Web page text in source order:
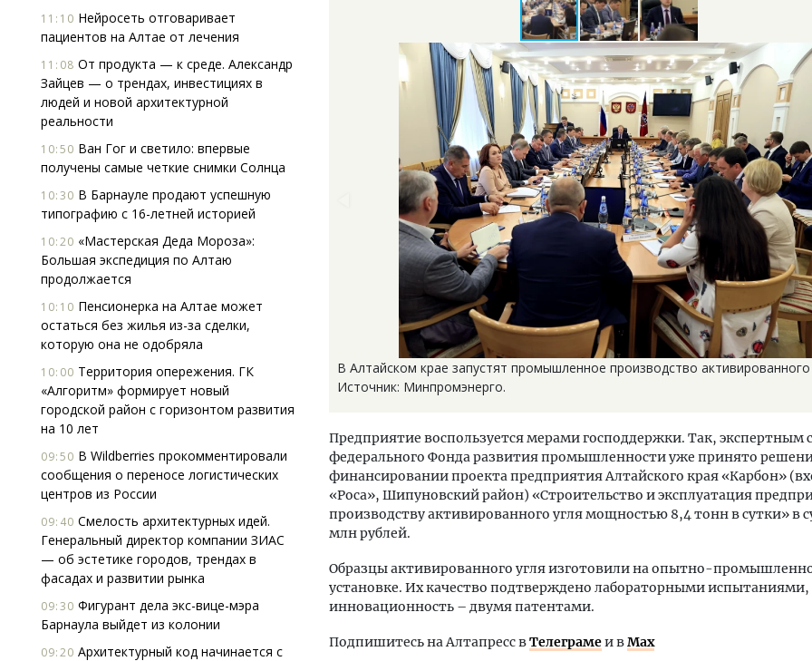
11:10 Нейросеть отговаривает
пациентов на Алтае от лечения
11:08 От продукта — к среде. Александр
Зайцев — о трендах, инвестициях в
людей и новой архитектурной
реальности
10:50 Ван Гог и светило: впервые
получены самые четкие снимки Солнца
10:30 В Барнауле продают успешную
типографию с 16-летней историей
10:20 «Мастерская Деда Мороза»:
Большая экспедиция по Алтаю
продолжается
10:10 Пенсионерка на Алтае может
остаться без жилья из-за сделки,
которую она не одобряла
10:00 Территория опережения. ГК
«Алгоритм» формирует новый
городской район с горизонтом развития
на 10 лет
09:50 В Wildberries прокомментировали
сообщения о переносе логистических
центров из России
09:40 Смелость архитектурных идей.
Генеральный директор компании ЗИАС
— об эстетике городов, трендах в
фасадах и развитии рынка
09:30 Фигурант дела экс-вице-мэра
Барнаула выйдет из колонии
09:20 Архитектурный код начинается с
В Алтайском крае запустят промышленное производство активированного
Источник: Минпромэнерго.
Предприятие воспользуется мерами господдержки. Так, экспертным
федерального Фонда развития промышленности уже принято
финансировании проекта предприятия Алтайского края «Карбон»
«Роса», Шипуновский район) «Строительство и эксплуатация
производству активированного угля мощностью 8,4 тонн в сутки» в
млн рублей.
Образцы активированного угля изготовили на опытно-
установке. Их качество подтверждено лабораторными испытаниями,
инновационность – двумя патентами.
Подпишитесь на Алтапресс вТелеграмеи вMax